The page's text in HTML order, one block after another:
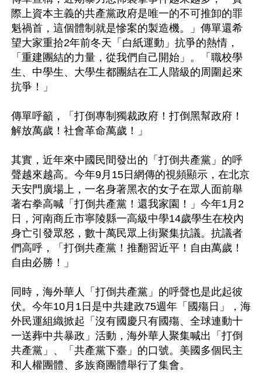
際上資本主義的共產黨政府是唯一的不可推卸的罪
魁禍首，這個體制就是慘案的製造機。」傳單還希
望大家重拾2年前冬天「白紙運動」抗爭的熱情，
「重建團結的力量，從我們自己開始」。「職校學
生、中學生、大學生都團結在工人階級的周圍起來
抗爭！」
傳單呼籲，「打倒專制獨裁政府！打倒黑幫政府！
解放萬歲！社會革命萬歲！」
其實，近年來中國民間發出的「打倒共產黨」的呼
聲越來越高。今年9月15日網傳的視頻顯示，在北京
天安門廣場上，一名身著黑衣的女子在眾人面前舉
著右拳高喊「打倒共產黨！還我家園！」今年1月2
日，河南商丘市寧陵縣一高級中學14歲學生在校內
身亡引發眾怒，數十萬民眾上街聚集抗議。抗議者
們高呼，「打倒共產黨！推翻習近平！自由萬歲！
自由必勝！」
同時，海外華人「打倒共產黨」的呼聲也是此起彼
伏。今年10月1日是中共建政75週年「國殤日」，海
外民運組織掀起「沒有國慶只有國殤、全球連動十
一送葬中共暴政」活動，海外華人聚集喊出「打倒
共產黨」、「共產黨下臺」的口號。美國多個民主
和人權團體、多族裔團體舉行了集會。